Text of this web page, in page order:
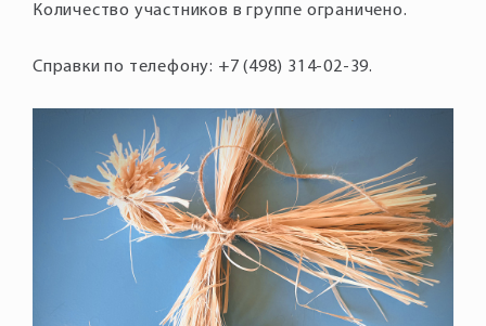
Справки по телефону: +7 (498) 314-02-39.